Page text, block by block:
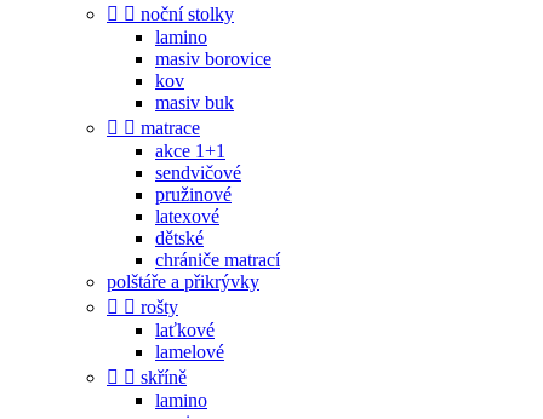
  noční stolky
lamino
masiv borovice
kov
masiv buk
  matrace
akce 1+1
sendvičové
pružinové
latexové
dětské
chrániče matrací
polštáře a přikrývky
  rošty
laťkové
lamelové
  skříně
lamino